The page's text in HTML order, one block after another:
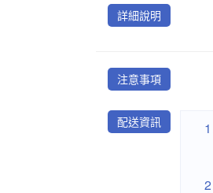
詳細說明
注意事項
配送資訊